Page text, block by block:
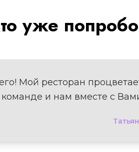
уже
Мой ресторан
и нам вместе с